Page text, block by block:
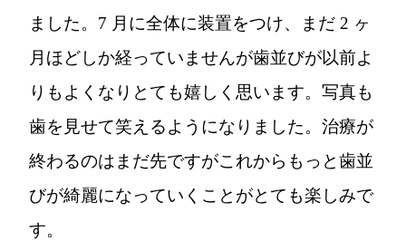
ました。7 月に全体に装置をつけ、まだ 2 ヶ
月ほどしか経っていませんが歯並びが以前よ
りもよくなりとても嬉しく思います。写真も
歯を見せて笑えるようになりました。治療が
終わるのはまだ先ですがこれからもっと歯並
びが綺麗になっていくことがとても楽しみで
す。